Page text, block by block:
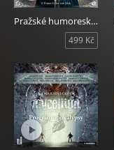
Pražské humoresky za Rakouského mocnářství
499 Kč